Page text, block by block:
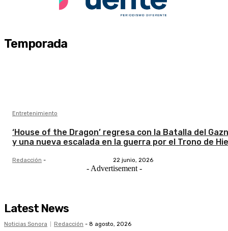
Temporada
Entretenimiento
‘House of the Dragon’ regresa con la Batalla del
y una nueva escalada en la guerra por el Trono de
Redacción - 22 junio, 2026
- Advertisement -
Latest News
Noticias Sonora Redacción - 8 agosto, 2026